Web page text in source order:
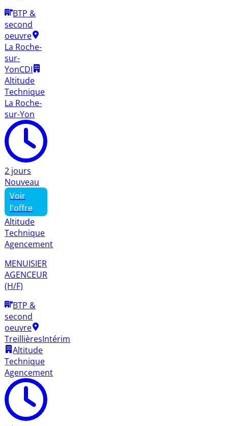
BTP &
second
oeuvre
La Roche-
sur-
YonCDI
Altitude
Technique
La Roche-
sur-Yon
2 jours
Nouveau
Voir
l'offre
Altitude
Technique
Agencement
MENUISIER
AGENCEUR
(H/F)
BTP &
second
oeuvre
TreillièresIntérim
Altitude
Technique
Agencement